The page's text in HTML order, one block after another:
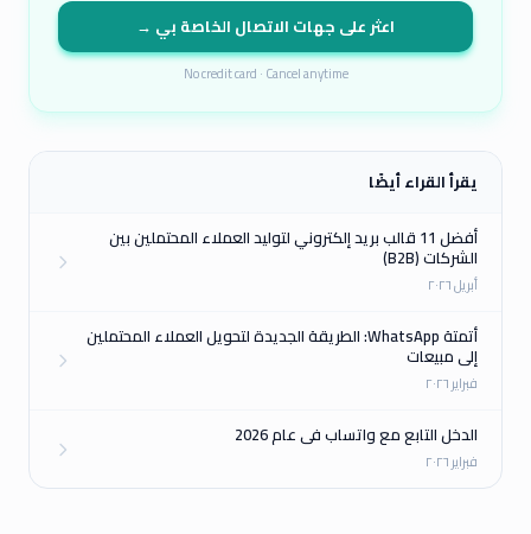
اعثر على جهات الاتصال الخاصة بي →
No credit card · Cancel anytime
يقرأ القراء أيضًا
أفضل 11 قالب بريد إلكتروني لتوليد العملاء المحتملين بين
الشركات (B2B)
أبريل ٢٠٢٦
أتمتة WhatsApp: الطريقة الجديدة لتحويل العملاء المحتملين
إلى مبيعات
فبراير ٢٠٢٦
الدخل التابع مع واتساب في عام 2026
فبراير ٢٠٢٦